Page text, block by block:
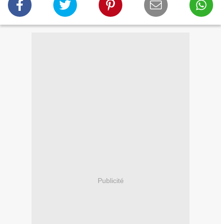
Publicité